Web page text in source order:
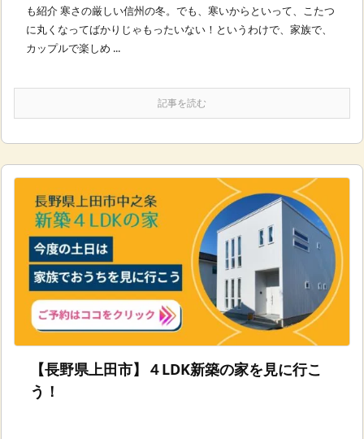
も紹介 寒さの厳しい信州の冬。でも、寒いからといって、こたつ
に丸くなってばかりじゃもったいない！というわけで、家族で、
カップルで楽しめ ...
記事を読む
【長野県上田市】４LDK新築の家を見に行こ
う！